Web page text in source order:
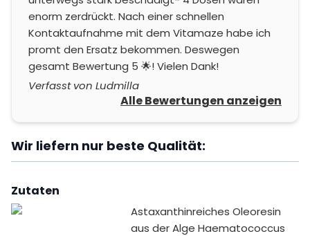
enorm zerdrückt. Nach einer schnellen
Kontaktaufnahme mit dem Vitamaze habe ich
promt den Ersatz bekommen. Deswegen
gesamt Bewertung 5 🌟! Vielen Dank!
Verfasst von Ludmilla
Alle Bewertungen anzeigen
Wir liefern nur beste Qualität:
Zutaten
Astaxanthinreiches Oleoresin
aus der Alge Haematococcus